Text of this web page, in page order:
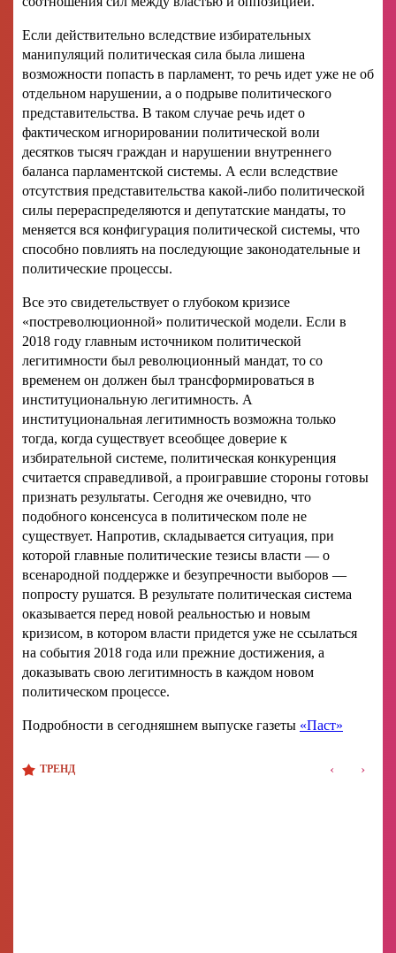
Если действительно вследствие избирательных
манипуляций политическая сила была лишена
возможности попасть в парламент, то речь идет уже не об
отдельном нарушении, а о подрыве политического
представительства. В таком случае речь идет о
фактическом игнорировании политической воли
десятков тысяч граждан и нарушении внутреннего
баланса парламентской системы. А если вследствие
отсутствия представительства какой-либо политической
силы перераспределяются и депутатские мандаты, то
меняется вся конфигурация политической системы, что
способно повлиять на последующие законодательные и
политические процессы.
Все это свидетельствует о глубоком кризисе
«постреволюционной» политической модели. Если в
2018 году главным источником политической
легитимности был революционный мандат, то со
временем он должен был трансформироваться в
институциональную легитимность. А
институциональная легитимность возможна только
тогда, когда существует всеобщее доверие к
избирательной системе, политическая конкуренция
считается справедливой, а проигравшие стороны готовы
признать результаты. Сегодня же очевидно, что
подобного консенсуса в политическом поле не
существует. Напротив, складывается ситуация, при
которой главные политические тезисы власти — о
всенародной поддержке и безупречности выборов —
попросту рушатся. В результате политическая система
оказывается перед новой реальностью и новым
кризисом, в котором власти придется уже не ссылаться
на события 2018 года или прежние достижения, а
доказывать свою легитимность в каждом новом
политическом процессе.
Подробности в сегодняшнем выпуске газеты «Паст»
ТРЕНД ‹ ›